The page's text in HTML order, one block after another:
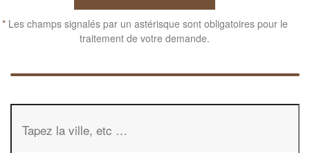
*Les champs signalés par un astérisque sont obligatoires pour le
traitement de votre demande.